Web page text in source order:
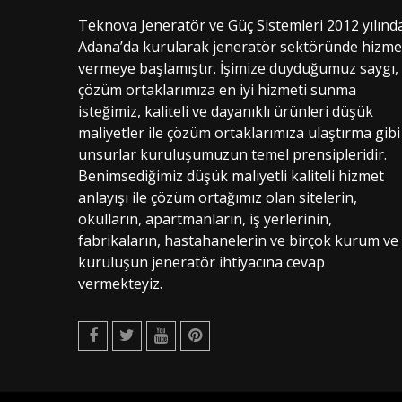
Teknova Jeneratör ve Güç Sistemleri 2012
Adana’da kurularak jeneratör sektöründe
vermeye başlamıştır. İşimize duyduğumuz saygı,
çözüm ortaklarımıza en iyi hizmeti sunma
isteğimiz, kaliteli ve dayanıklı ürünleri düşük
maliyetler ile çözüm ortaklarımıza ulaştırma gibi
unsurlar kuruluşumuzun temel prensipleridir.
Benimsediğimiz düşük maliyetli kaliteli hizmet
anlayışı ile çözüm ortağımız olan sitelerin,
okulların, apartmanların, iş yerlerinin,
fabrikaların, hastahanelerin ve birçok kurum ve
kuruluşun jeneratör ihtiyacına cevap
vermekteyiz.